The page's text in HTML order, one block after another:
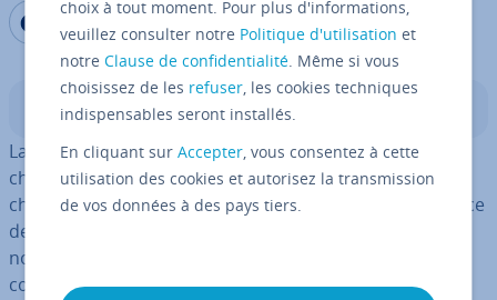
Partager sur Facebook
Partager sur Twitter
Partager sur LinkedIn
Sommaire
La méthode Java split() est utilisée pour diviser des
chaînes de ca­rac­tères (strings) en plusieurs sous-
chaînes. Pour cela, un paramètre est défini, qui fait office
de sé­pa­ra­teur. Un paramètre optionnel détermine le
nombre de sous-chaînes. Découvrez dans notre article
comment utiliser cette méthode.
choix à tout moment. Pour plus d'informations,
veuillez consulter notre Politique d'utilisation et
notreClause de confidentialité. Même si vous
choisissez de les refuser, les cookies techniques
indispensables seront installés.
En cliquant surAccepter, vous consentez à cette
utilisation des cookies et autorisez la transmission
de vos données à des pays tiers.